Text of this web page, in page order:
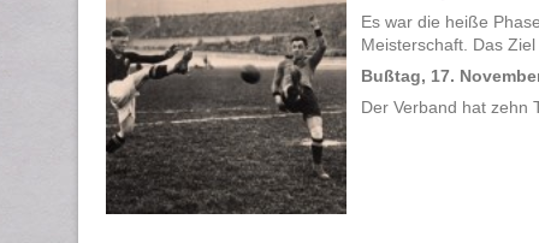
Es war die heiße
Meisterschaft. Das
Bußtag, 17.
Der Verband hat zehn